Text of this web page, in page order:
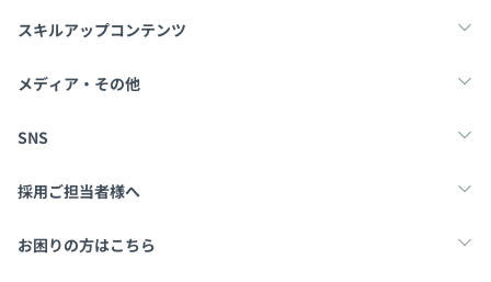
転職・キャリア
スキルアップコンテンツ
学習
メディア・その他
Tech Team Journal
SNS
X
採用ご担当者様へ
採用・教育をお考えの企業様へ
お困りの方はこちら